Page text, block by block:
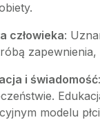
człowieka:
i świadomość
modelu